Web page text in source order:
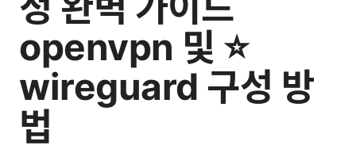
openvpn 및 ⭐
wireguard 구성 방
법